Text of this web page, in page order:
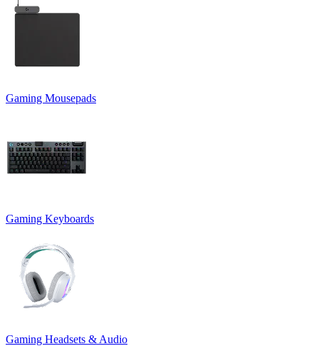
Gaming Mousepads
Gaming Keyboards
Gaming Headsets & Audio